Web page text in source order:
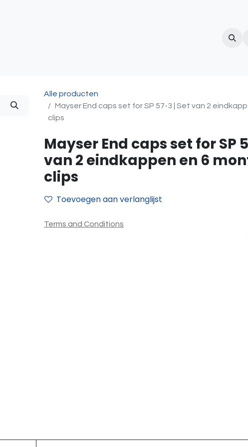
Alle producten
Mayser End caps set for SP 57-3 | Set van 2
clips
Mayser End caps set for SP
van 2 eindkappen en 6
clips
Toevoegen aan verlanglijst
Terms and Conditions